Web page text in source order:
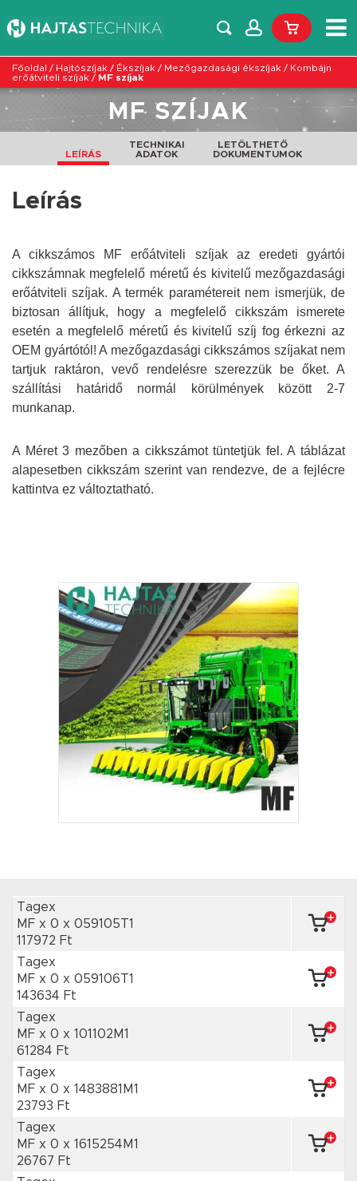
Főoldal / Hajtószíjak / Ékszíjak / Mezőgazdasági ékszíjak / Kombájn
erőátviteli szíjak / MF szíjak
MF SZÍJAK
LEÍRÁS
TECHNIKAI
ADATOK
LETÖLTHETŐ
DOKUMENTUMOK
Leírás
A cikkszámos MF erőátviteli szíjak az eredeti gyártói
cikkszámnak megfelelő méretű és kivitelű mezőgazdasági
erőátviteli szíjak. A termék paramétereit nem ismerjük, de
biztosan állítjuk, hogy a megfelelő cikkszám ismerete
esetén a megfelelő méretű és kivitelű szíj fog érkezni az
OEM gyártótól! A mezőgazdasági cikkszámos szíjakat nem
tartjuk raktáron, vevő rendelésre szerezzük be őket. A
szállítási határidő normál körülmények között 2-7
munkanap.
A Méret 3 mezőben a cikkszámot tüntetjük fel. A táblázat
alapesetben cikkszám szerint van rendezve, de a fejlécre
kattintva ez változtatható.
Tagex
MF x 0 x 059105T1
117972 Ft
Tagex
MF x 0 x 059106T1
143634 Ft
Tagex
MF x 0 x 101102M1
61284 Ft
Tagex
MF x 0 x 1483881M1
23793 Ft
Tagex
MF x 0 x 1615254M1
26767 Ft